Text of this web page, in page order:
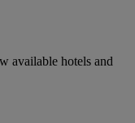
available hotels and